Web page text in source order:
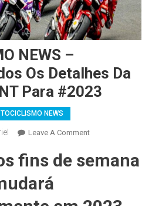
NEWS –
Os Detalhes Da
Para #2023
NEWS
Leave A CommentOn
NEWS
Todos
fins de semana